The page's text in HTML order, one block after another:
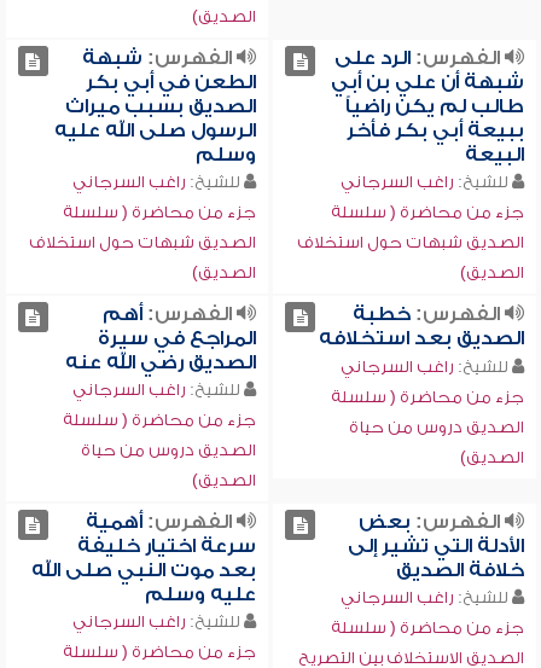
الصديق)
الفهرس:الرد على
شبهة أن علي بن أبي
طالب لم يكن راضياً
ببيعة أبي بكر فأخر
البيعة
للشيخ: راغب السرجاني
جزء من محاضرة ( سلسلة
الصديق شبهات حول استخلاف
الصديق)
الفهرس: شبهة
الطعن في أبي بكر
الصديق بسبب ميراث
الرسول صلى الله عليه
وسلم
للشيخ: راغب السرجاني
جزء من محاضرة ( سلسلة
الصديق شبهات حول استخلاف
الصديق)
الفهرس:خطبة
الصديق بعد استخلافه
للشيخ: راغب السرجاني
جزء من محاضرة ( سلسلة
الصديق دروس من حياة
الصديق)
الفهرس:أهم
المراجع في سيرة
الصديق رضي الله عنه
للشيخ: راغب السرجاني
جزء من محاضرة ( سلسلة
الصديق دروس من حياة
الصديق)
الفهرس: بعض
الأدلة التي تشير إلى
خلافة الصديق
للشيخ: راغب السرجاني
جزء من محاضرة ( سلسلة
الصديق الاستخلاف بين التصريح
الفهرس:أهمية
سرعة اختيار خليفة
بعد موت النبي صلى الله
عليه وسلم
للشيخ: راغب السرجاني
جزء من محاضرة ( سلسلة